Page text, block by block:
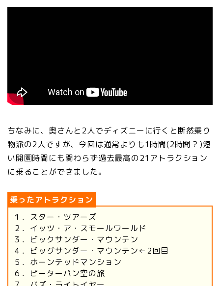
ちなみに、奥さんと2人でディズニーに行くと断然乗り
物派の2人ですが、今回は通常よりも1時間(2時間？)短
い開園時間にも関わらず過去最高の21アトラクション
に乗ることができました。
乗ったアトラクション
１．スター・ツアーズ
２．イッツ・ア・スモールワールド
３．ビックサンダー・マウンテン
４．ビッグサンダー・マウンテン←2回目
５．ホーンテッドマンション
６．ピーターパン空の旅